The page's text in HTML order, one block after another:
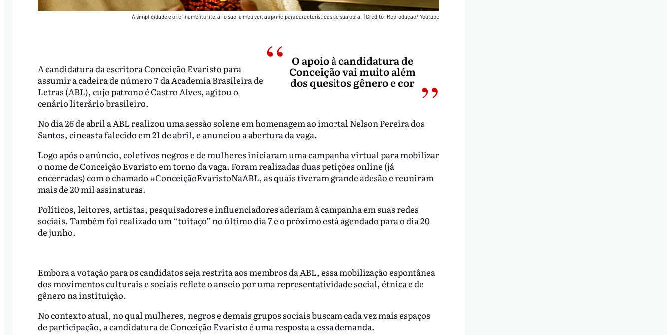
A simplicidade e o refinamento literário são, a meu ver, as principais características de sua obra.|Crédito: Reprodução/ Youtube
O apoio à candidatura de
Conceição vai muito além
dos quesitos gênero e cor
A candidatura da escritora Conceição Evaristo para
assumir a cadeira de número 7 da Academia Brasileira de
Letras (ABL), cujo patrono é Castro Alves, agitou o
cenário literário brasileiro.
No dia 26 de abril a ABL realizou uma sessão solene em homenagem ao imortal Nelson Pereira dos
Santos, cineasta falecido em 21 de abril, e anunciou a abertura da vaga.
Logo após o anúncio, coletivos negros e de mulheres iniciaram uma campanha virtual para mobilizar
o nome de Conceição Evaristo em torno da vaga. Foram realizadas duas petições online (já
encerradas) com o chamado #ConceiçãoEvaristoNaABL, as quais tiveram grande adesão e reuniram
mais de 20 mil assinaturas.
Políticos, leitores, artistas, pesquisadores e influenciadores aderiam à campanha em suas redes
sociais. Também foi realizado um “tuitaço” no último dia 7 e o próximo está agendado para o dia 20
de junho.
Embora a votação para os candidatos seja restrita aos membros da ABL, essa mobilização espontânea
dos movimentos culturais e sociais reflete o anseio por uma representatividade social, étnica e de
gênero na instituição.
No contexto atual, no qual mulheres, negros e demais grupos sociais buscam cada vez mais espaços
de participação, a candidatura de Conceição Evaristo é uma resposta a essa demanda.